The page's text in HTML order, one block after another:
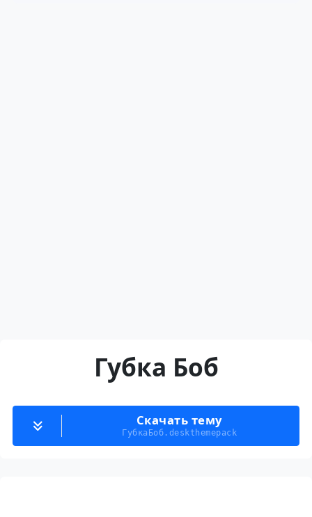
Губка Боб
Скачать тему
ГубкаБоб.deskthemepack